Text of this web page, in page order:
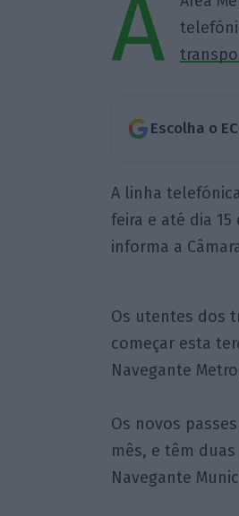
A
Escolha o
A linha
feira e até dia
informa a
Os utentes dos
começar esta
Navegante
Os novos
mês, e têm
Navegante